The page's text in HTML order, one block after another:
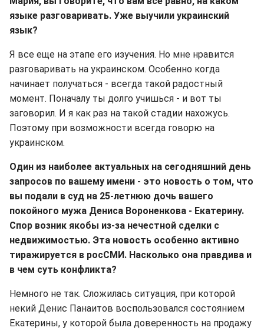
языке разговаривать. Уже выучили украинский
язык?
Я все еще на этапе его изучения. Но мне нравится
разговаривать на украинском. Особенно когда
начинает получаться - всегда такой радостный
момент. Поначалу ты долго учишься - и вот ты
заговорил. И я как раз на такой стадии нахожусь.
Поэтому при возможности всегда говорю на
украинском.
Один из наиболее актуальных на сегодняшний день
запросов по вашему имени - это новость о том, что
вы подали в суд на 25-летнюю дочь вашего
покойного мужа Дениса Вороненкова - Екатерину.
Спор возник якобы из-за нечестной сделки с
недвижимостью. Эта новость особенно активно
тиражируется в росСМИ. Насколько она правдива и
в чем суть конфликта?
Немного не так. Сложилась ситуация, при которой
некий Денис Панаитов воспользовался состоянием
Екатерины, у которой была доверенность на продажу